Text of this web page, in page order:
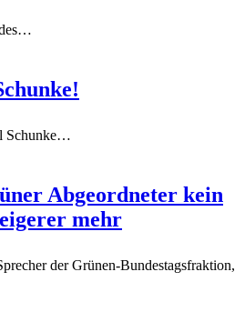
Schunke…
Abgeordneter kein
mehr
der Grünen-Bundestagsfraktion,